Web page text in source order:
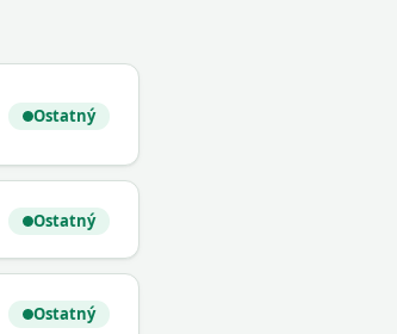
Ostatný
Ostatný
Ostatný